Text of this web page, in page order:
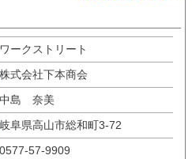
ワークストリート
株式会社下本商会
中島 奈美
岐阜県高山市総和町3-72
0577-57-9909